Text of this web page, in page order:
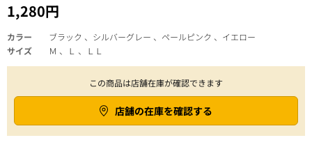
1,280円
カラー
ブラック 、シルバーグレー 、ペールピンク 、イエロー
サイズ
Ｍ 、Ｌ 、ＬＬ
この商品は店舗在庫が確認できます
店舗の在庫を確認する